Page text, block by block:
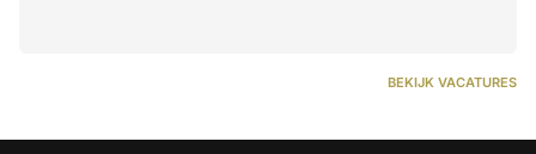
BEKIJK VACATURES